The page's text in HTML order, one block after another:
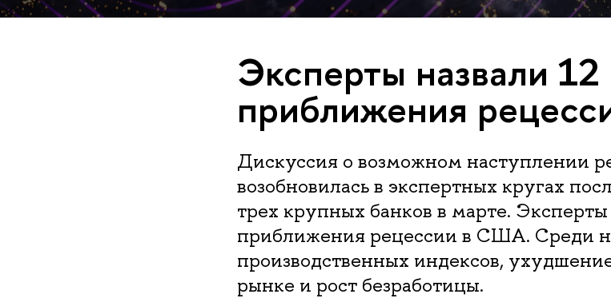
Эксперты назвали 12
приближения
Дискуссия о возможном наступлении
возобновилась в экспертных кругах
трех крупных банков в марте. Эксперты
приближения рецессии в США. Среди
производственных индексов,
рынке и рост безработицы.